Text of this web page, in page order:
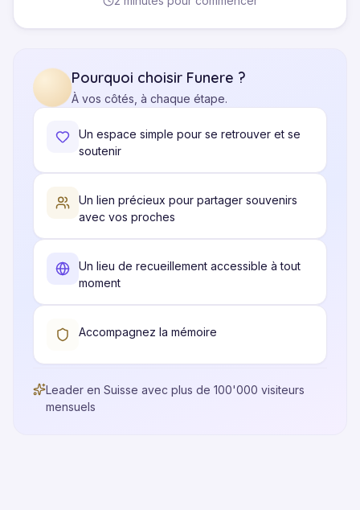
Pourquoi choisir Funere ?
À vos côtés, à chaque étape.
Un espace simple pour se retrouver et se
soutenir
Un lien précieux pour partager souvenirs
avec vos proches
Un lieu de recueillement accessible à tout
moment
Accompagnez la mémoire
Leader en Suisse avec plus de 100'000 visiteurs
mensuels